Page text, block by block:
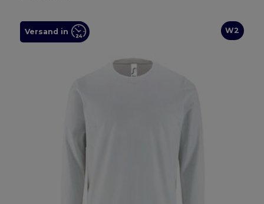
W2
Versand in